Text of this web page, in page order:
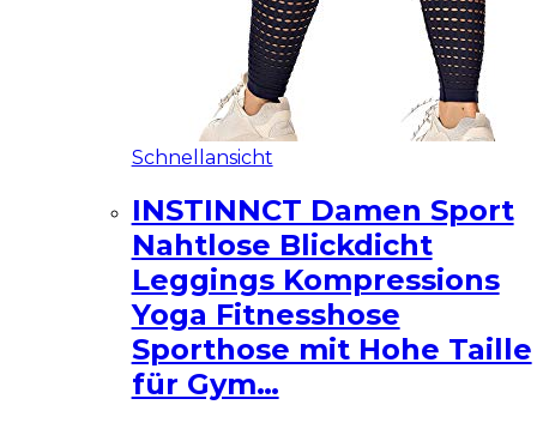
Schnellansicht
INSTINNCT Damen Sport
Nahtlose Blickdicht
Leggings Kompressions
Yoga Fitnesshose
Sporthose mit Hohe Taille
für Gym…